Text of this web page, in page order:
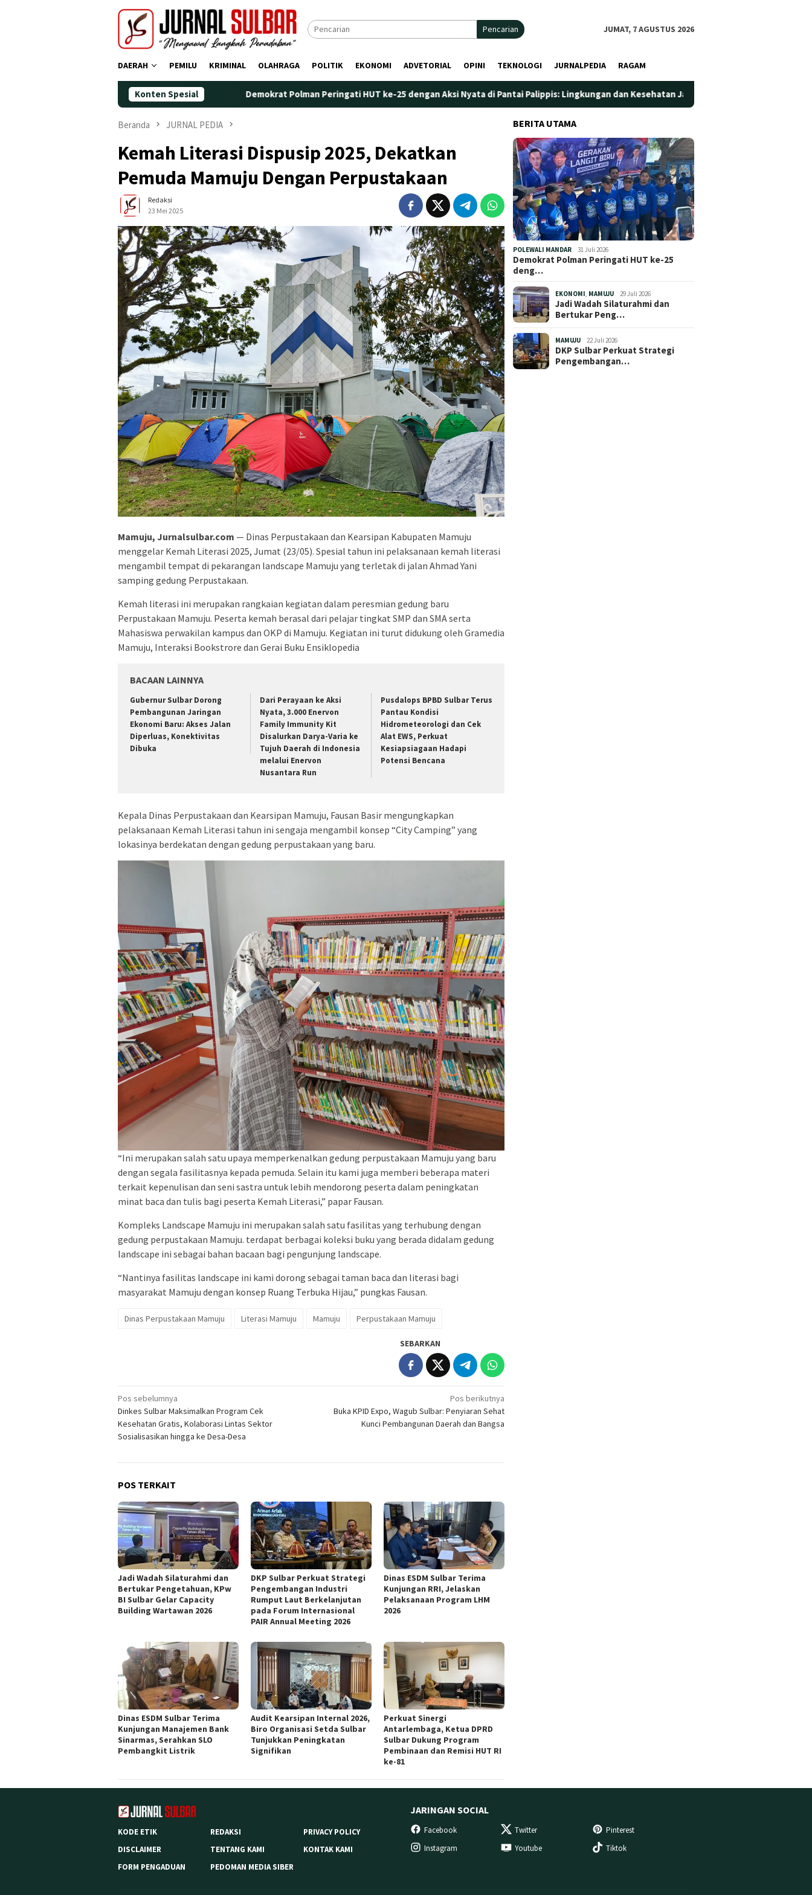
Pencarian JUMAT, 7 AGUSTUS 2026
DAERAH PEMILU KRIMINAL OLAHRAGA POLITIK EKONOMI ADVETORIAL OPINI TEKNOLOGI JURNALPEDIA RAGAM
Konten SpesialDemokrat Polman Peringati HUT ke-25 dengan Aksi Nyata di Pantai Palippis: Lingkungan dan Kesehatan Jadi Prioritas
Beranda JURNAL PEDIA
Kemah Literasi Dispusip 2025, Dekatkan
Pemuda Mamuju Dengan Perpustakaan
Redaksi
23 Mei 2025
Mamuju, Jurnalsulbar.com — Dinas Perpustakaan dan Kearsipan Kabupaten Mamuju
menggelar Kemah Literasi 2025, Jumat (23/05). Spesial tahun ini pelaksanaan kemah literasi
mengambil tempat di pekarangan landscape Mamuju yang terletak di jalan Ahmad Yani
samping gedung Perpustakaan.
Kemah literasi ini merupakan rangkaian kegiatan dalam peresmian gedung baru
Perpustakaan Mamuju. Peserta kemah berasal dari pelajar tingkat SMP dan SMA serta
Mahasiswa perwakilan kampus dan OKP di Mamuju. Kegiatan ini turut didukung oleh Gramedia
Mamuju, Interaksi Bookstrore dan Gerai Buku Ensiklopedia
BACAAN LAINNYA
Gubernur Sulbar Dorong
Pembangunan Jaringan
Ekonomi Baru: Akses Jalan
Diperluas, Konektivitas
Dibuka
Dari Perayaan ke Aksi
Nyata, 3.000 Enervon
Family Immunity Kit
Disalurkan Darya-Varia ke
Tujuh Daerah di Indonesia
melalui Enervon
Nusantara Run
Pusdalops BPBD Sulbar Terus
Pantau Kondisi
Hidrometeorologi dan Cek
Alat EWS, Perkuat
Kesiapsiagaan Hadapi
Potensi Bencana
Kepala Dinas Perpustakaan dan Kearsipan Mamuju, Fausan Basir mengungkapkan
pelaksanaan Kemah Literasi tahun ini sengaja mengambil konsep “City Camping” yang
lokasinya berdekatan dengan gedung perpustakaan yang baru.
“Ini merupakan salah satu upaya memperkenalkan gedung perpustakaan Mamuju yang baru
dengan segala fasilitasnya kepada pemuda. Selain itu kami juga memberi beberapa materi
terkait kepenulisan dan seni sastra untuk lebih mendorong peserta dalam peningkatan
minat baca dan tulis bagi peserta Kemah Literasi,” papar Fausan.
Kompleks Landscape Mamuju ini merupakan salah satu fasilitas yang terhubung dengan
gedung perpustakaan Mamuju. terdapat berbagai koleksi buku yang berada didalam gedung
landscape ini sebagai bahan bacaan bagi pengunjung landscape.
“Nantinya fasilitas landscape ini kami dorong sebagai taman baca dan literasi bagi
masyarakat Mamuju dengan konsep Ruang Terbuka Hijau,” pungkas Fausan.
Dinas Perpustakaan Mamuju Literasi Mamuju Mamuju Perpustakaan Mamuju
SEBARKAN
Navigasi
pos
Pos sebelumnya
Dinkes Sulbar Maksimalkan Program Cek
Kesehatan Gratis, Kolaborasi Lintas Sektor
Sosialisasikan hingga ke Desa-Desa
Pos berikutnya
Buka KPID Expo, Wagub Sulbar: Penyiaran Sehat
Kunci Pembangunan Daerah dan Bangsa
POS TERKAIT
Jadi Wadah Silaturahmi dan
Bertukar Pengetahuan, KPw
BI Sulbar Gelar Capacity
Building Wartawan 2026
DKP Sulbar Perkuat Strategi
Pengembangan Industri
Rumput Laut Berkelanjutan
pada Forum Internasional
PAIR Annual Meeting 2026
Dinas ESDM Sulbar Terima
Kunjungan RRI, Jelaskan
Pelaksanaan Program LHM
2026
Dinas ESDM Sulbar Terima
Kunjungan Manajemen Bank
Sinarmas, Serahkan SLO
Pembangkit Listrik
Audit Kearsipan Internal 2026,
Biro Organisasi Setda Sulbar
Tunjukkan Peningkatan
Signifikan
Perkuat Sinergi
Antarlembaga, Ketua DPRD
Sulbar Dukung Program
Pembinaan dan Remisi HUT RI
ke-81
BERITA UTAMA
POLEWALI MANDAR 31 Juli 2026
Demokrat Polman Peringati HUT ke-25
deng…
EKONOMI MAMUJU 29 Juli 2026
Jadi Wadah Silaturahmi dan
Bertukar Peng…
MAMUJU 22 Juli 2026
DKP Sulbar Perkuat Strategi
Pengembangan…
KODE ETIK REDAKSI
PRIVACY POLICY
DISCLAIMER
TENTANG KAMI
KONTAK KAMI
FORM PENGADUAN
PEDOMAN MEDIA SIBER
JARINGAN SOCIAL
Facebook Twitter
Pinterest
Instagram
Youtube Tiktok